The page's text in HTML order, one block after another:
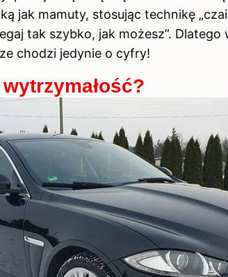
jak mamuty, stosując technikę
tak szybko, jak możesz”. Dlatego
chodzi jedynie o cyfry!